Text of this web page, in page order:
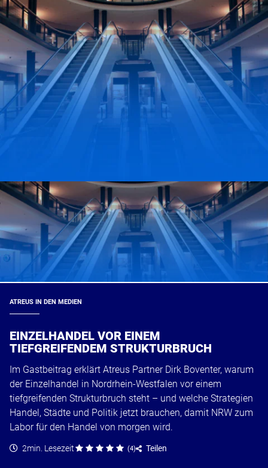
ATREUS IN DEN MEDIEN
EINZELHANDEL VOR EINEM
TIEFGREIFENDEM STRUKTURBRUCH
Im Gastbeitrag erklärt Atreus Partner Dirk Boventer, warum
der Einzelhandel in Nordrhein-Westfalen vor einem
tiefgreifenden Strukturbruch steht – und welche Strategien
Handel, Städte und Politik jetzt brauchen, damit NRW zum
Labor für den Handel von morgen wird.
2min. Lesezeit (4) Teilen